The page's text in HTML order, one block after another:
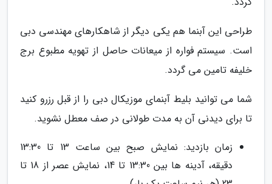
طراحی این آبنما هم یکی دیگر از شاهکارهای مهندسی دبی
است. سیستم فواره از میعانات حاصل از تهویه مطبوع برج
خلیفه تامین می گردد.
شما می توانید بلیط آبنمای موزیکال دبی را از قبل رزرو کنید
تا برای دیدنی آن به مدت طولانی در صف معطل نشوید.
زمان بازدید: نمایش صبح بین ساعت 13 تا 13:30
دقیقه، آدینه ها بین 13:30 تا 14، نمایش عصر از 18 تا